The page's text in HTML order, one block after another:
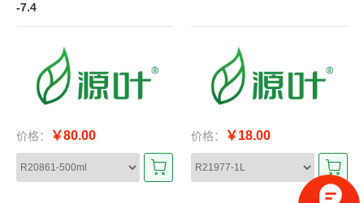
-7.4
价格： ￥80.00 价格： ￥18.00